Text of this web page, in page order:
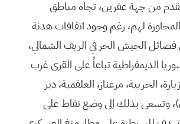
من جهة عفرين، تجاه مناطق
لهم، رغم وجود اتفاقات هدنة
فصائل الجيش الحر في الريف الشمالي،
الديمقراطية تباعاً على القرى غرب
الخريبة، مرعناز، العلقمية، دير
وتسعى بذلك إلى وضع نقاط على